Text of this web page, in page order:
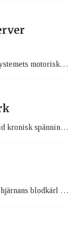
Nedsättning av funktionen i flera av nervsystemets motoriska-, sensoriska- och/eller autonoma allra tunnaste nervtrådar....
Påfallande snabb debut av symptom som vid kronisk spänningshuvudvärk. Kroniskt förlopp inom tre dygn från första symtome...
Cirkulatoriska orsaker: Åderförkalkning i hjärnans blodkärl (arteriosklerosis cerebri), TIA, tillklämning av halsartären...